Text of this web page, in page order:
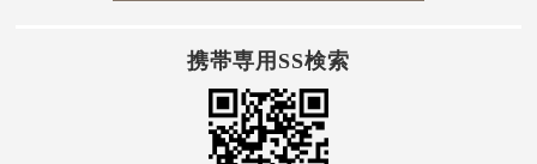
携帯専用SS検索